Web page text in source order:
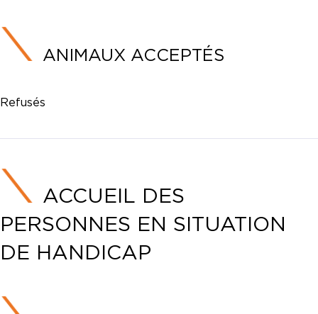
ANIMAUX ACCEPTÉS
Refusés
ACCUEIL DES
PERSONNES EN SITUATION
DE HANDICAP